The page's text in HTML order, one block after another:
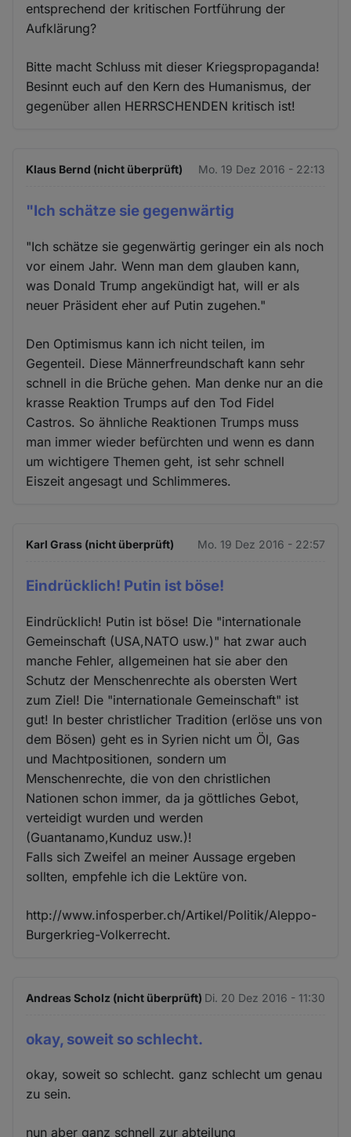
entsprechend der kritischen Fortführung der
Aufklärung?
Bitte macht Schluss mit dieser Kriegspropaganda!
Besinnt euch auf den Kern des Humanismus, der
gegenüber allen HERRSCHENDEN kritisch ist!
Klaus Bernd (nicht überprüft) Mo. 19 Dez 2016 - 22:13
"Ich schätze sie gegenwärtig
"Ich schätze sie gegenwärtig geringer ein als noch
vor einem Jahr. Wenn man dem glauben kann,
was Donald Trump angekündigt hat, will er als
neuer Präsident eher auf Putin zugehen."
Den Optimismus kann ich nicht teilen, im
Gegenteil. Diese Männerfreundschaft kann sehr
schnell in die Brüche gehen. Man denke nur an die
krasse Reaktion Trumps auf den Tod Fidel
Castros. So ähnliche Reaktionen Trumps muss
man immer wieder befürchten und wenn es dann
um wichtigere Themen geht, ist sehr schnell
Eiszeit angesagt und Schlimmeres.
Karl Grass (nicht überprüft) Mo. 19 Dez 2016 - 22:57
Eindrücklich! Putin ist böse!
Eindrücklich! Putin ist böse! Die "internationale
Gemeinschaft (USA,NATO usw.)" hat zwar auch
manche Fehler, allgemeinen hat sie aber den
Schutz der Menschenrechte als obersten Wert
zum Ziel! Die "internationale Gemeinschaft" ist
gut! In bester christlicher Tradition (erlöse uns von
dem Bösen) geht es in Syrien nicht um Öl, Gas
und Machtpositionen, sondern um
Menschenrechte, die von den christlichen
Nationen schon immer, da ja göttliches Gebot,
verteidigt wurden und werden
(Guantanamo,Kunduz usw.)!
Falls sich Zweifel an meiner Aussage ergeben
sollten, empfehle ich die Lektüre von.
http://www.infosperber.ch/Artikel/Politik/Aleppo-
Burgerkrieg-Volkerrecht.
Andreas Scholz (nicht überprüft) Di. 20 Dez 2016 - 11:30
okay, soweit so schlecht.
okay, soweit so schlecht. ganz schlecht um genau
zu sein.
nun aber ganz schnell zur abteilung